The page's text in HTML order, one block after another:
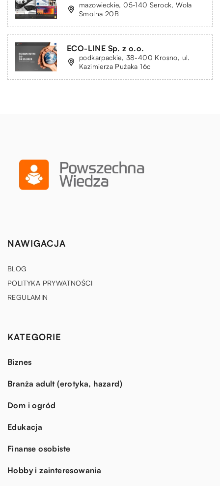
mazowieckie, 05-140 Serock, Wola
Smolna 20B
ECO-LINE Sp. z o.o.
podkarpackie, 38-400 Krosno, ul.
Kazimierza Pużaka 16c
NAWIGACJA
BLOG
POLITYKA PRYWATNOŚCI
REGULAMIN
KATEGORIE
Biznes
Branża adult (erotyka, hazard)
Dom i ogród
Edukacja
Finanse osobiste
Hobby i zainteresowania